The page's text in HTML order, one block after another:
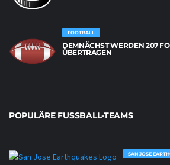
FOOTBALL
DEMNÄCHST WERDEN 207
ÜBERTRAGEN
POPULÄRE FUSSBALL-TEAMS
SAN JOSE